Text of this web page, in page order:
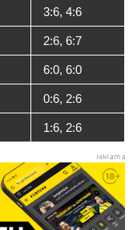
3:6, 4:6
2:6, 6:7
6:0, 6:0
0:6, 2:6
1:6, 2:6